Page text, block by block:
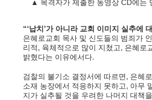
▲ 목격자가 제출한 동영상 CD에는
“‘납치’가 아니라 교회 이미지 실추에
은혜로교회 목사 및 신도들의 범죄가
리적, 육체적으로 많이 지쳤고, 은혜로
밝혔다는 이유에서다.
검찰의 불기소 결정서에 따르면, 은혜
소재 농장에서 적응하지 못하고, 아무
지가 실추될 것을 우려한 나머지 대책